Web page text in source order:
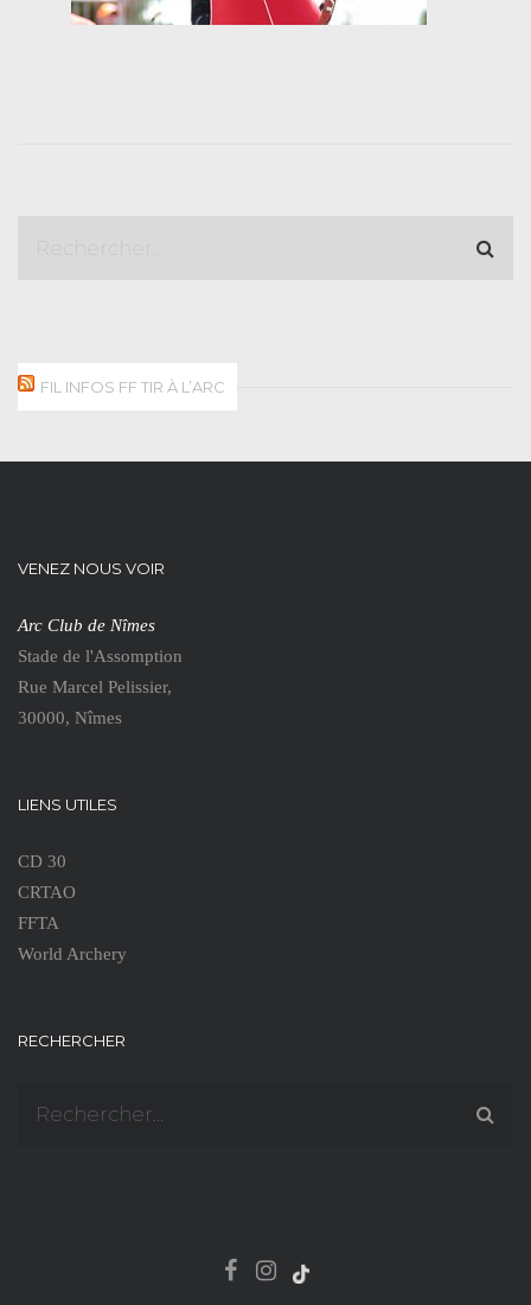
FIL INFOS FF TIR À L’ARC
VENEZ NOUS VOIR
Arc Club de Nîmes
Stade de l'Assomption
Rue Marcel Pelissier,
30000, Nîmes
LIENS UTILES
CD 30
CRTAO
FFTA
World Archery
RECHERCHER